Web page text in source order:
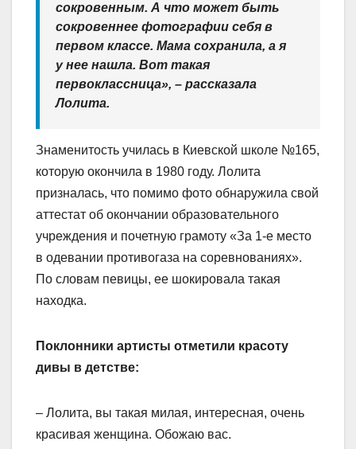
сокровенным. А что может быть
сокровеннее фотографии себя в
первом классе. Мама сохранила, а я
у нее нашла. Вот такая
первоклассница», – рассказала
Лолита.
Знаменитость училась в Киевской школе №165,
которую окончила в 1980 году. Лолита
призналась, что помимо фото обнаружила свой
аттестат об окончании образовательного
учреждения и почетную грамоту «За 1-е место
в одевании противогаза на соревнованиях».
По словам певицы, ее шокировала такая
находка.
Поклонники артисты отметили красоту
дивы в детстве:
– Лолита, вы такая милая, интересная, очень
красивая женщина. Обожаю вас.